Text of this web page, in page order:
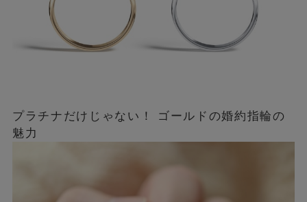
プラチナだけじゃない！ ゴールドの婚約指輪の
魅力